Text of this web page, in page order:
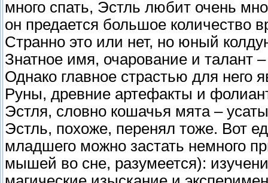
много спать, Эстль любит очень
он предается большое количество
Странно это или нет, но юный
Знатное имя, очарование и талант
Однако главное страстью для него
Руны, древние артефакты и
Эстля, словно кошачья мята –
Эстль, похоже, перенял тоже. Вот
младшего можно застать немного
мышей во сне, разумеется):